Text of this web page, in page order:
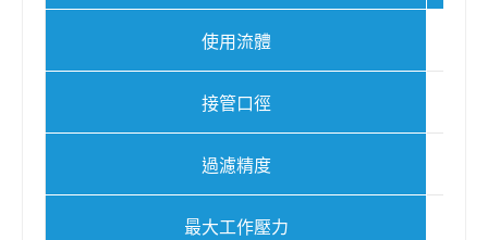
使用流體
接管口徑
過濾精度
最大工作壓力